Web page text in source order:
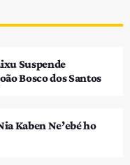
Suspende
Bosco dos Santos
Kaben Ne’ebé ho